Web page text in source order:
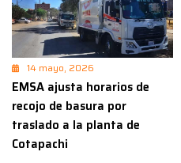
14 mayo, 2026
EMSA ajusta horarios de
recojo de basura por
traslado a la planta de
Cotapachi